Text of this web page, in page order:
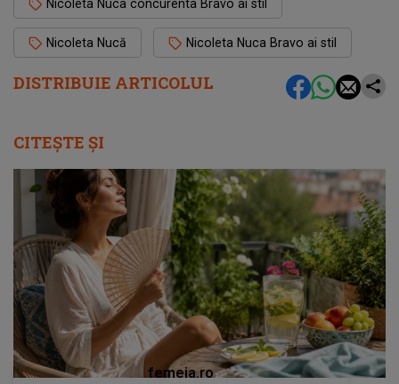
DISTRIBUIE ARTICOLUL
Nicoleta Nuca concurenta Bravo ai stil
Nicoleta Nucă Nicoleta Nuca Bravo ai stil
CITEȘTE ȘI
femeia.ro